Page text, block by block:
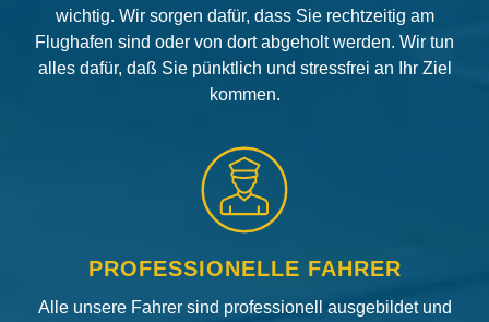
wichtig. Wir sorgen dafür, dass Sie rechtzeitig am
Flughafen sind oder von dort abgeholt werden. Wir tun
alles dafür, daß Sie pünktlich und stressfrei an Ihr Ziel
kommen.
PROFESSIONELLE FAHRER
Alle unsere Fahrer sind professionell ausgebildet und